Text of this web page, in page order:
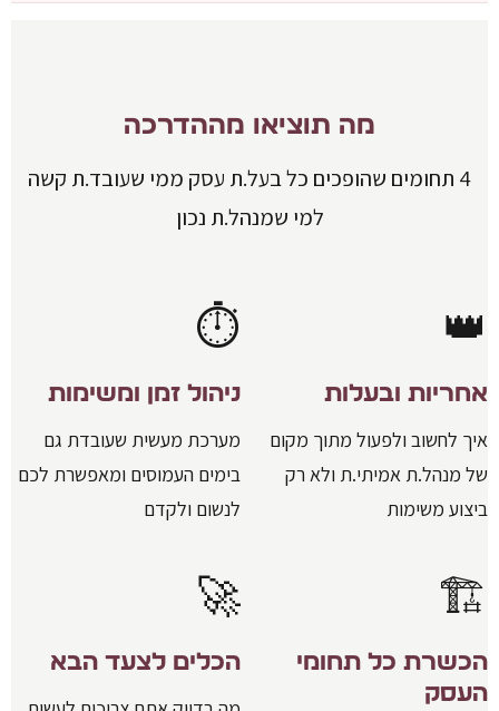
מה תוציאו מההדרכה
4 תחומים שהופכים כל בעל.ת עסק ממי שעובד.ת קשה
למי שמנהל.ת נכון
👑
אחריות ובעלות
איך לחשוב ולפעול מתוך מקום
של מנהל.ת אמיתי.ת ולא רק
ביצוע משימות
⏱️
ניהול זמן ומשימות
מערכת מעשית שעובדת גם
בימים העמוסים ומאפשרת לכם
לנשום ולקדם
🏗️
הכשרת כל תחומי
העסק
🚀
הכלים לצעד הבא